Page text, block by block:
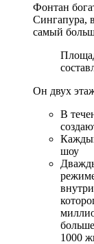
Фонтан
Сингапура,
самый
Площадь фонтана богатства в Сингапуре
Он двух
В
шоу
1000